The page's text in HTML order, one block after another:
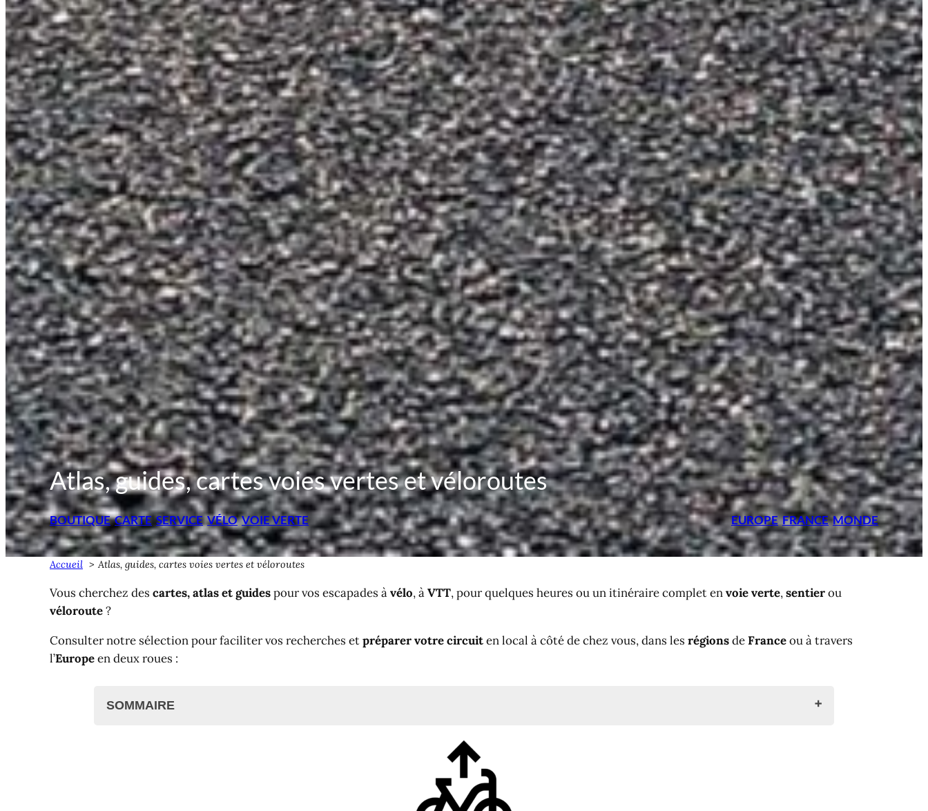
Atlas, guides, cartes voies vertes et véloroutes
BOUTIQUE CARTE SERVICE VÉLO VOIE VERTE EUROPE FRANCE MONDE
Accueil Atlas, guides, cartes voies vertes et véloroutes
Vous cherchez des cartes, atlas et guidespour vos escapades àvélo, àVTT, pour quelques heures ou un itinéraire complet envoie verte,sentierou
véloroute?
Consulter notre sélection pour faciliter vos recherches etpréparer votre circuiten local à côté de chez vous, dans les régionsdeFranceou à travers
l’Europeen deux roues :
SOMMAIRE